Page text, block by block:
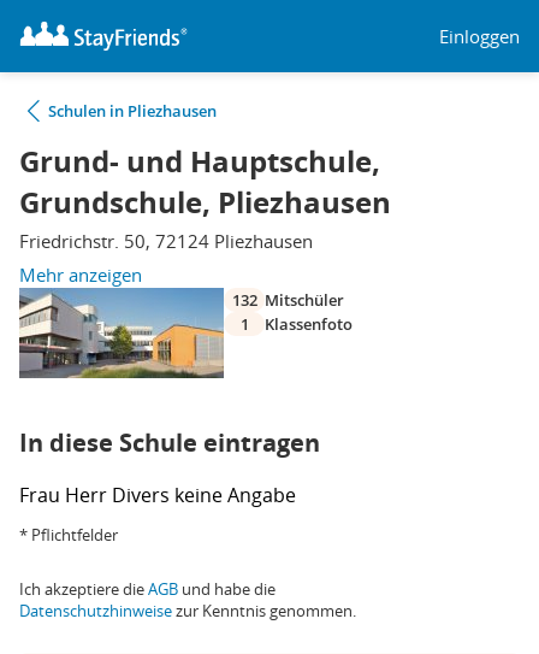
Einloggen
Schulen in Pliezhausen
Grund- und Hauptschule,
Grundschule, Pliezhausen
Friedrichstr. 50, 72124 Pliezhausen
Mehr anzeigen
132 Mitschüler
1
Klassenfoto
In diese Schule eintragen
Frau Herr Divers keine Angabe
* Pflichtfelder
Ich akzeptiere dieAGB und habe die
Datenschutzhinweisezur Kenntnis genommen.